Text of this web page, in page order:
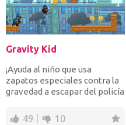
Gravity Kid
¡Ayuda al niño que usa
zapatos especiales contra la
gravedad a escapar del policía
49 10